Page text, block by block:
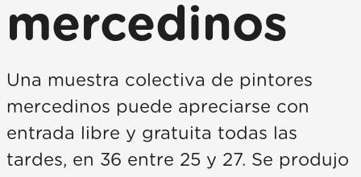
mercedinos
Una muestra colectiva de pintores
mercedinos puede apreciarse con
entrada libre y gratuita todas las
tardes, en 36 entre 25 y 27. Se produjo